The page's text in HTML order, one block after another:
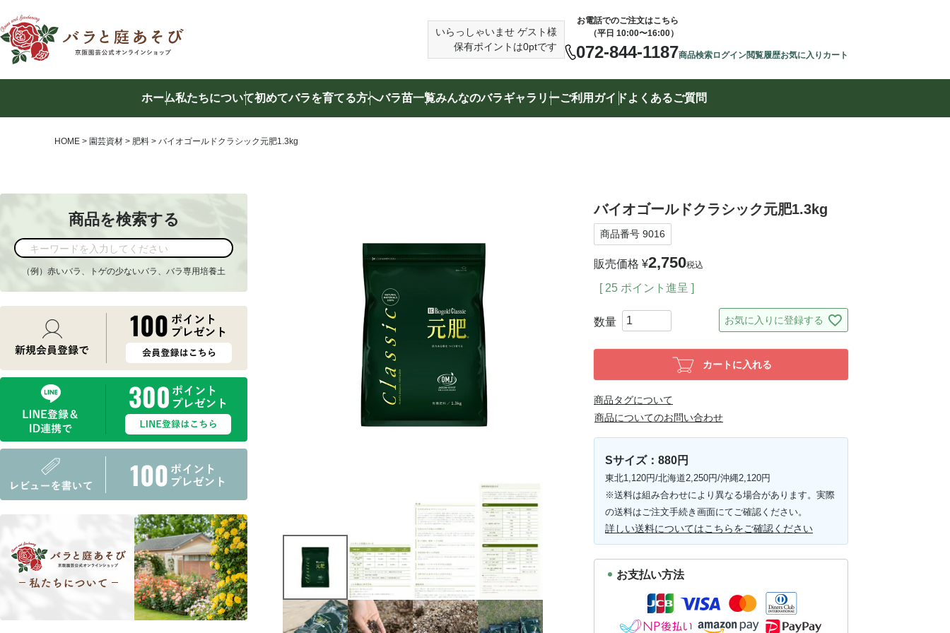
いらっしゃいませ ゲスト様
保有ポイントは0ptです
お電話でのご注文はこちら
（平日 10:00〜16:00）
072-844-1187商品検索ログイン閲覧履歴お気に入り カート
ホーム私たちについて初めてバラを育てる方へバラ苗一覧みんなのバラギャラリーご利用ガイドよくあるご質問
商品を検索する
HOME 園芸資材 肥料 バイオゴールドクラシック元肥1.3kg
商品を検索する
（例）赤いバラ、トゲの少ないバラ、バラ専用培養土
バイオゴールドクラシック元肥1.3kg
商品番号 9016
販売価格 ¥2,750税込
[ 25 ポイント進呈 ]
お気に入りに登録する
カートに入れる
商品タグについて
商品についてのお問い合わせ
Sサイズ：880円
東北1,120円/北海道2,250円/沖縄2,120円
※送料は組み合わせにより異なる場合があります。実際
の送料はご注文手続き画面にてご確認ください。
詳しい送料についてはこちらをご確認ください
お支払い方法